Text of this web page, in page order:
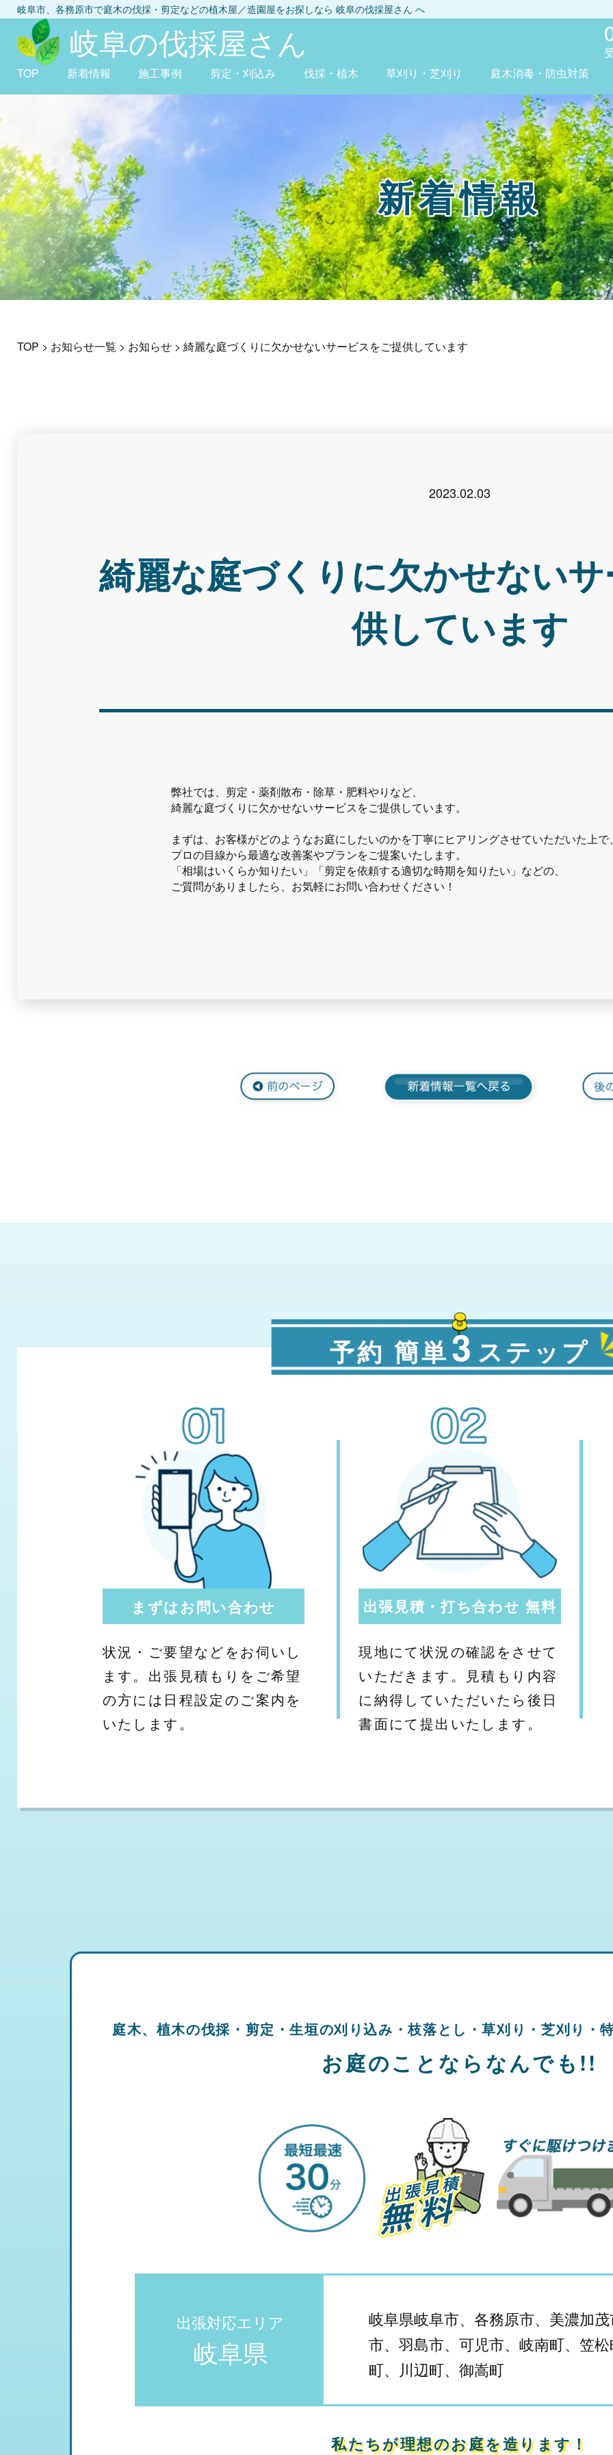
岐阜市、各務原市で庭木の伐採・剪定などの植木屋／造園屋をお探しなら 岐阜の伐採屋さん へ
岐阜の伐採屋さん
TOP
新着情報 施工事例 剪定・刈込み 伐採・植木 草刈り・芝刈り 庭木消毒・防虫対策
新着情報
TOP > お知らせ一覧 > お知らせ > 綺麗な庭づくりに欠かせないサービスをご提供しています
2023.02.03
綺麗な庭づくりに欠かせない
供しています
弊社では、剪定・薬剤散布・除草・肥料やりなど、
綺麗な庭づくりに欠かせないサービスをご提供しています。
まずは、お客様がどのようなお庭にしたいのかを丁寧にヒアリングさせていただいた上で
プロの目線から最適な改善案やプランをご提案いたします。
「相場はいくらか知りたい」「剪定を依頼する適切な時期を知りたい」などの、
ご質問がありましたら、お気軽にお問い合わせください！
予約 簡単3 ステップ
まずはお問い合わせ
状況・ご要望などをお伺いし
ます。出張見積もりをご希望
の方には日程設定のご案内を
いたします。
出張見積・打ち合わせ 無料
現地にて状況の確認をさせて
いただきます。見積もり内容
に納得していただいたら後日
書面にて提出いたします。
庭木、植木の伐採・剪定・生垣の刈り込み・枝落とし・草刈り・ 芝刈り・
お庭のことならなんでも!!
出張対応エリア
岐阜県
岐阜県岐阜市、各務原市、美濃加
市、羽島市、可児市、岐南町、笠
町、川辺町、御嵩町
私たちが理想のお庭を造ります！